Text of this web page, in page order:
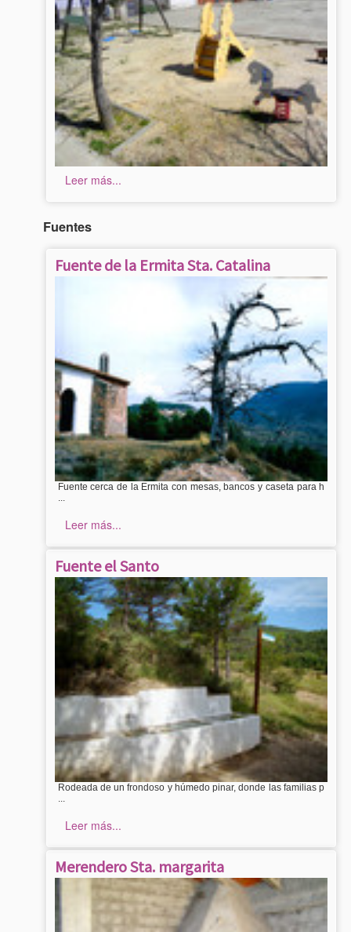
Leer más...
Fuentes
Fuente de la Ermita Sta. Catalina
Fuente cerca de la Ermita con mesas, bancos y caseta para h
...
Leer más...
Fuente el Santo
Rodeada de un frondoso y húmedo pinar, donde las familias p
...
Leer más...
Merendero Sta. margarita